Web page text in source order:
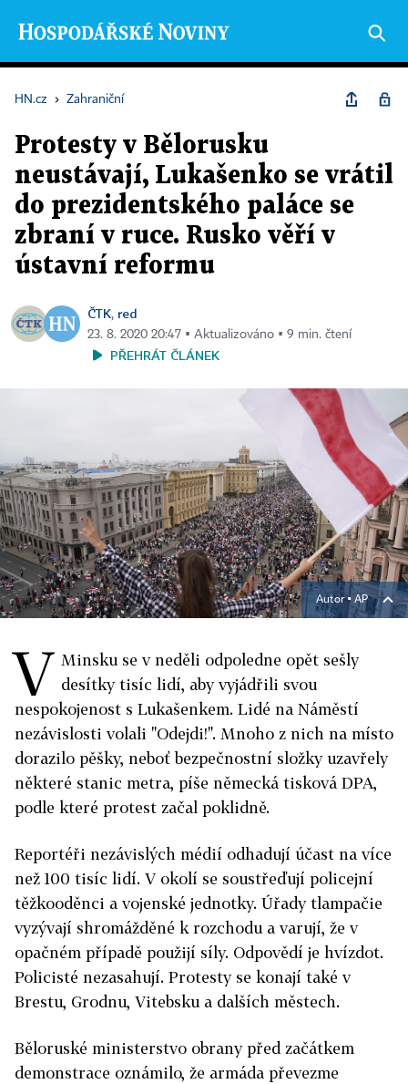
HN.cz › Zahraniční
Protesty v Bělorusku
neustávají, Lukašenko se vrátil
do prezidentského paláce se
zbraní v ruce. Rusko věří v
ústavní reformu
ČTK, red
23. 8. 2020 20:47 ▪ Aktualizováno ▪ 9 min. čtení
PŘEHRÁT ČLÁNEK
Autor ▪ AP
V Minsku se v neděli odpoledne opět sešly
desítky tisíc lidí, aby vyjádřili svou
nespokojenost s Lukašenkem. Lidé na Náměstí
nezávislosti volali "Odejdi!". Mnoho z nich na místo
dorazilo pěšky, neboť bezpečnostní složky uzavřely
některé stanic metra, píše německá tisková DPA,
podle které protest začal poklidně.
Reportéři nezávislých médií odhadují účast na více
než 100 tisíc lidí. V okolí se soustřeďují policejní
těžkooděnci a vojenské jednotky. Úřady tlampačie
vyzývají shromážděné k rozchodu a varují, že v
opačném případě použijí síly. Odpovědí je hvízdot.
Policisté nezasahují. Protesty se konají také v
Brestu, Grodnu, Vitebsku a dalších městech.
Běloruské ministerstvo obrany před začátkem
demonstrace oznámilo, že armáda převezme